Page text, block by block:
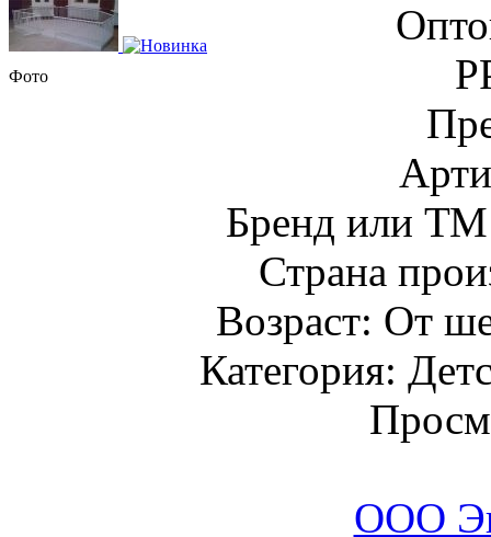
Фото
Бренд или
Страна
Возраст: От
Категория:
ООО